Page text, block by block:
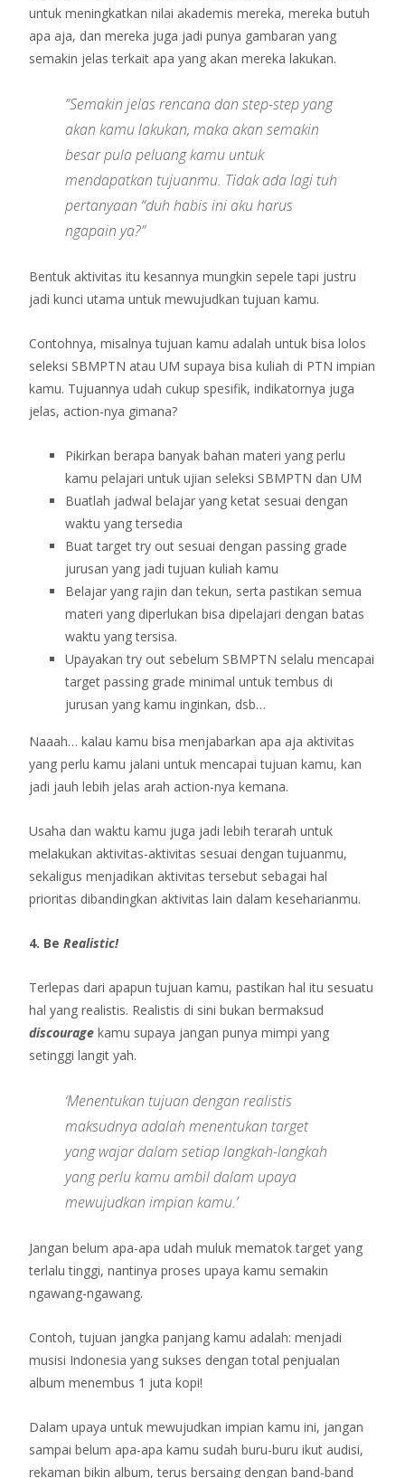
untuk meningkatkan nilai akademis mereka, mereka butuh
apa aja, dan mereka juga jadi punya gambaran yang
semakin jelas terkait apa yang akan mereka lakukan.
”Semakin jelas rencana dan step-step yang
akan kamu lakukan, maka akan semakin
besar pula peluang kamu untuk
mendapatkan tujuanmu. Tidak ada lagi tuh
pertanyaan “duh habis ini aku harus
ngapain ya?”
Bentuk aktivitas itu kesannya mungkin sepele tapi justru
jadi kunci utama untuk mewujudkan tujuan kamu.
Contohnya, misalnya tujuan kamu adalah untuk bisa lolos
seleksi SBMPTN atau UM supaya bisa kuliah di PTN impian
kamu. Tujuannya udah cukup spesifik, indikatornya juga
jelas, action-nya gimana?
Pikirkan berapa banyak bahan materi yang perlu
kamu pelajari untuk ujian seleksi SBMPTN dan UM
Buatlah jadwal belajar yang ketat sesuai dengan
waktu yang tersedia
Buat target try out sesuai dengan passing grade
jurusan yang jadi tujuan kuliah kamu
Belajar yang rajin dan tekun, serta pastikan semua
materi yang diperlukan bisa dipelajari dengan batas
waktu yang tersisa.
Upayakan try out sebelum SBMPTN selalu mencapai
target passing grade minimal untuk tembus di
jurusan yang kamu inginkan, dsb…
Naaah… kalau kamu bisa menjabarkan apa aja aktivitas
yang perlu kamu jalani untuk mencapai tujuan kamu, kan
jadi jauh lebih jelas arah action-nya kemana.
Usaha dan waktu kamu juga jadi lebih terarah untuk
melakukan aktivitas-aktivitas sesuai dengan tujuanmu,
sekaligus menjadikan aktivitas tersebut sebagai hal
prioritas dibandingkan aktivitas lain dalam keseharianmu.
4. Be Realistic!
Terlepas dari apapun tujuan kamu, pastikan hal itu sesuatu
hal yang realistis. Realistis di sini bukan bermaksud
discourage kamu supaya jangan punya mimpi yang
setinggi langit yah.
‘Menentukan tujuan dengan realistis
maksudnya adalah menentukan target
yang wajar dalam setiap langkah-langkah
yang perlu kamu ambil dalam upaya
mewujudkan impian kamu.’
Jangan belum apa-apa udah muluk mematok target yang
terlalu tinggi, nantinya proses upaya kamu semakin
ngawang-ngawang.
Contoh, tujuan jangka panjang kamu adalah: menjadi
musisi Indonesia yang sukses dengan total penjualan
album menembus 1 juta kopi!
Dalam upaya untuk mewujudkan impian kamu ini, jangan
sampai belum apa-apa kamu sudah buru-buru ikut audisi,
rekaman bikin album, terus bersaing dengan band-band